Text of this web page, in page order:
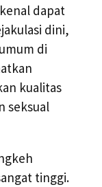
dapat
dini,
di
kualitas
seksual
tinggi.